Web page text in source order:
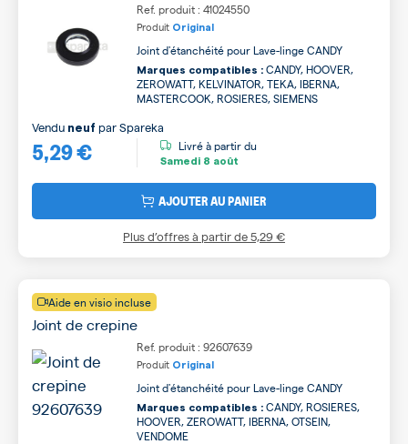
Ref. produit : 41024550
Produit Original
Joint d'étanchéité pour Lave-linge CANDY
Marques compatibles : CANDY, HOOVER,
ZEROWATT, KELVINATOR, TEKA, IBERNA,
MASTERCOOK, ROSIERES, SIEMENS
5,29 €
Vendu neuf parSpareka
Livré à partir du
Samedi 8 août
AJOUTER AU PANIER
Plus d’offres à partir de5,29 €
Aide en visio incluse
Joint de crepine
Ref. produit : 92607639
Produit Original
Joint d'étanchéité pour Lave-linge CANDY
Marques compatibles : CANDY, ROSIERES,
HOOVER, ZEROWATT, IBERNA, OTSEIN,
VENDOME